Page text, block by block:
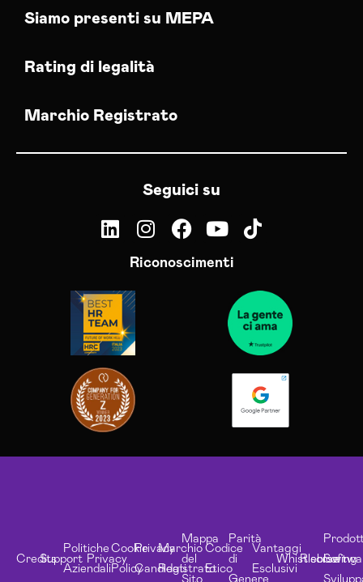
Siamo presenti su MEPA
Rating di legalità
Marchio Registrato
Seguici su
Riconoscimenti
CreditsSupport
Politiche
Aziendali
Privacy
Cookie
Policy
Privacy
Candidati
Marchio
Registrato
Mappa
del
Sito
Codice
Etico
Parità
di
Genere
Vantaggi
Esclusivi
Whistleblowing
Risorse